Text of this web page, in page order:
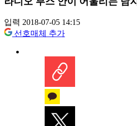
입력 2018-07-05 14:15
선호매체 추가